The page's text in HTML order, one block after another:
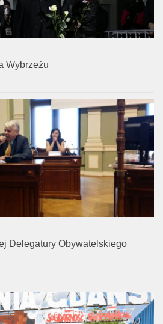
Wybrzeżu
Delegatury Obywatelskiego